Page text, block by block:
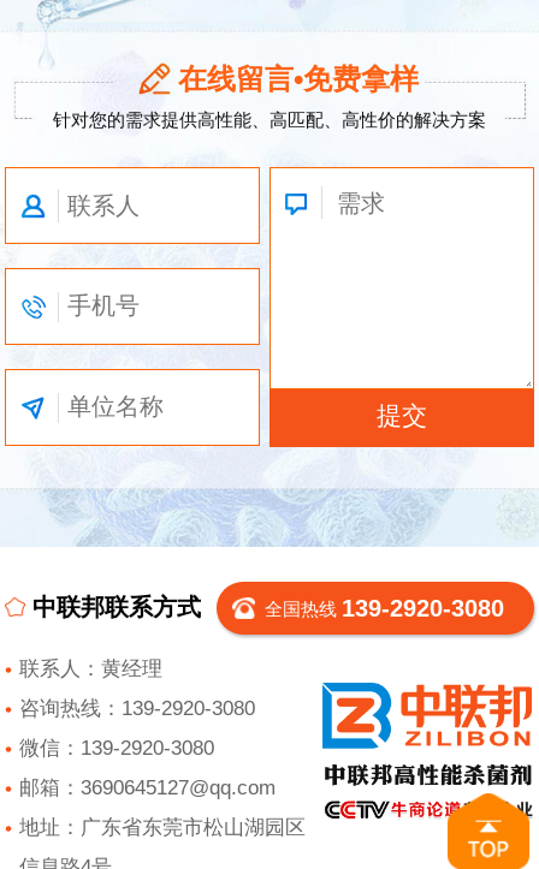
在线留言•免费拿样
针对您的需求提供高性能、高匹配、高性价的解决方案
中联邦联系方式 全国热线 139-2920-3080
联系人：黄经理
咨询热线：139-2920-3080
微信：139-2920-3080
邮箱：3690645127@qq.com
地址：广东省东莞市松山湖园区